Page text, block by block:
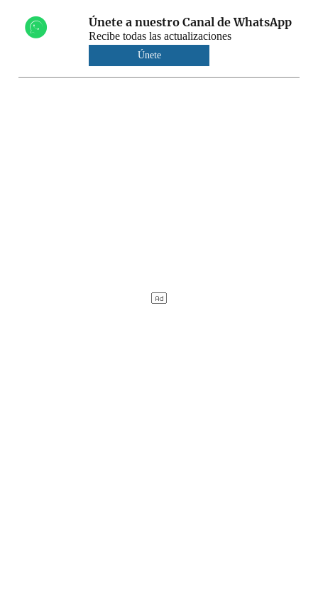
Únete a nuestro Canal de WhatsApp
Recibe todas las actualizaciones
Únete